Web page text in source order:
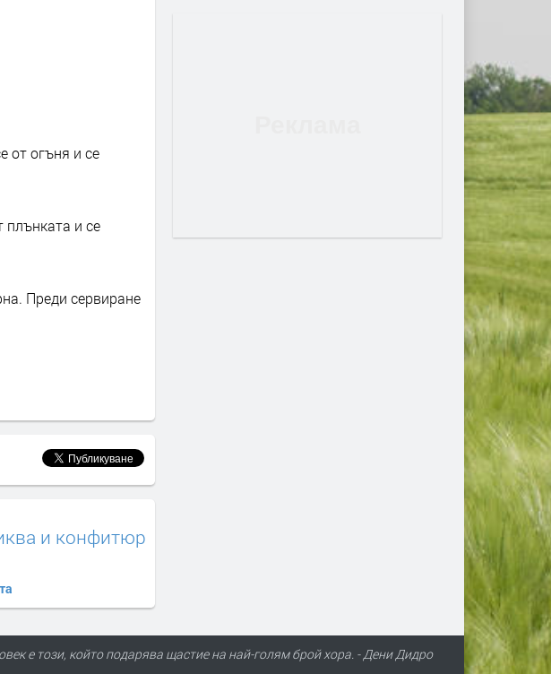
от огъня и се
плънката и се
Преди сервиране
и конфитюр
е този, който подарява щастие на най-голям брой хора. - Дени Дидро